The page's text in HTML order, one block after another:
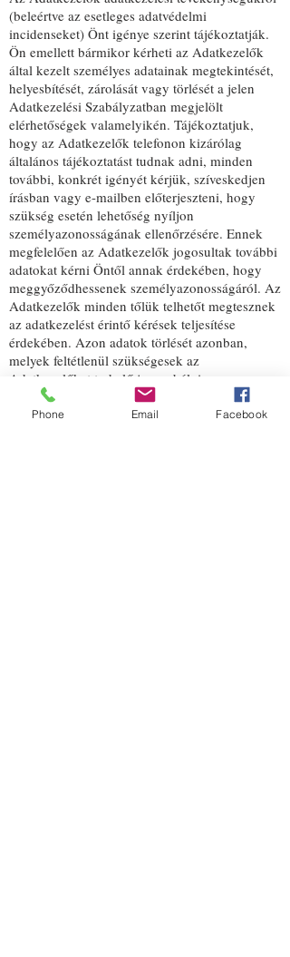
(beleértve az esetleges adatvédelmi
incidenseket) Önt igénye szerint tájékoztatják.
Ön emellett bármikor kérheti az Adatkezelők
által kezelt személyes adatainak megtekintését,
helyesbítését, zárolását vagy törlését a jelen
Adatkezelési Szabályzatban megjelölt
elérhetőségek valamelyikén. Tájékoztatjuk,
hogy az Adatkezelők telefonon kizárólag
általános tájékoztatást tudnak adni, minden
további, konkrét igényét kérjük, szíveskedjen
írásban vagy e-mailben előterjeszteni, hogy
szükség esetén lehetőség nyíljon
személyazonosságának ellenőrzésére. Ennek
megfelelően az Adatkezelők jogosultak további
adatokat kérni Öntől annak érdekében, hogy
meggyőződhessenek személyazonosságáról. Az
Adatkezelők minden tőlük telhetőt megtesznek
az adatkezelést érintő kérések teljesítése
érdekében. Azon adatok törlését azonban,
melyek feltétlenül szükségesek az
Adatkezelőket terhelő jogszabályi
kötelezettségek teljesítése, illetve az
Adatkezelők jogos érdekeinek érvényesítése
Phone Email Facebook